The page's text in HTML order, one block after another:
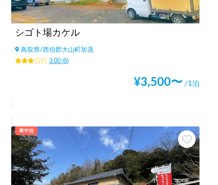
シゴト場カケル
鳥取県/西伯郡大山町加茂
3.00(0)
¥3,500〜 /1泊
車中泊